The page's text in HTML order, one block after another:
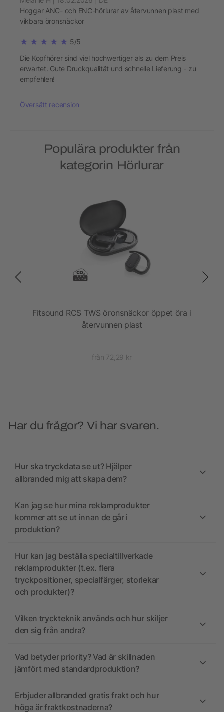
Hoggar ANC- och ENC-hörlurar av återvunnen plast med
vikbara öronsnäckor
5/5
Die Kopfhörer sind viel hochwertiger als zu dem Preis
erwartet. Gute Druckqualität und schnelle Lieferung - zu
empfehlen!
Översätt recension
Populära produkter från
kategorin Hörlurar
Fitsound RCS TWS öronsnäckor öppet öra i
återvunnen plast
från 72,29 kr
Har du frågor? Vi har svaren.
Hur ska tryckdata se ut? Hjälper
allbranded mig att skapa dem?
Kan jag se hur mina reklamprodukter
kommer att se ut innan de går i
produktion?
Hur kan jag beställa specialtillverkade
reklamprodukter (t.ex. flera
tryckpositioner, specialfärger, storlekar
och produkter)?
Vilken tryckteknik används och hur skiljer
den sig från andra?
Vad betyder priority? Vad är skillnaden
jämfört med standardproduktion?
Erbjuder allbranded gratis frakt och hur
höga är fraktkostnaderna?